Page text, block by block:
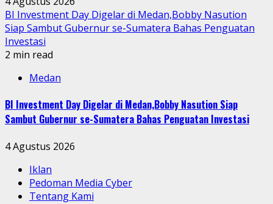
BI Investment Day Digelar di Medan,Bobby Nasution
Siap Sambut Gubernur se-Sumatera Bahas Penguatan
Investasi
2 min read
Medan
BI Investment Day Digelar di Medan,Bobby Nasution Siap
Sambut Gubernur se-Sumatera Bahas Penguatan Investasi
4 Agustus 2026
Iklan
Pedoman Media Cyber
Tentang Kami